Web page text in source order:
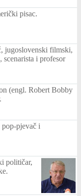
pisac.
jugoslovenski filmski,
i profesor
(engl. Robert Bobby
pjevač i
političar,